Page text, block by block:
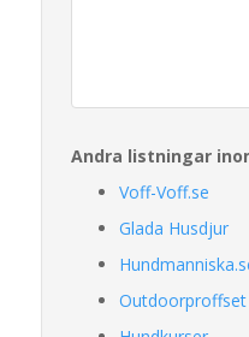
Andra listningar
Voff-Voff.se
Glada Husdjur
Outdoorproffset